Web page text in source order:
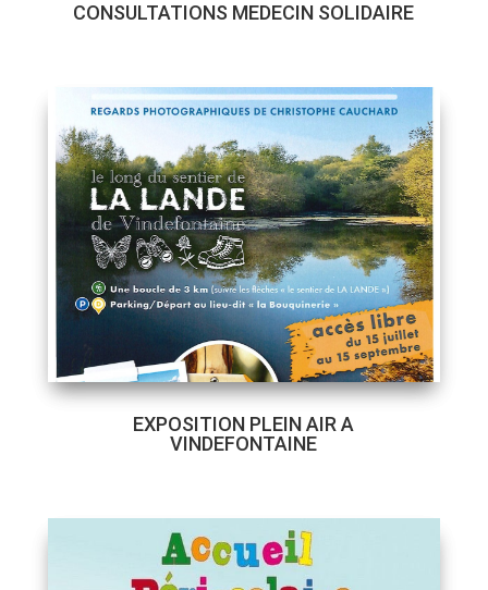
CONSULTATIONS MEDECIN SOLIDAIRE
EXPOSITION PLEIN AIR A
VINDEFONTAINE